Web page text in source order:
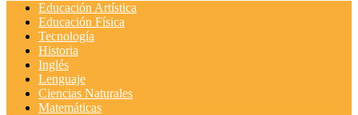
Educación Artística
Educación Física
Tecnología
Historia
Inglés
Lenguaje
Ciencias Naturales
Matemáticas